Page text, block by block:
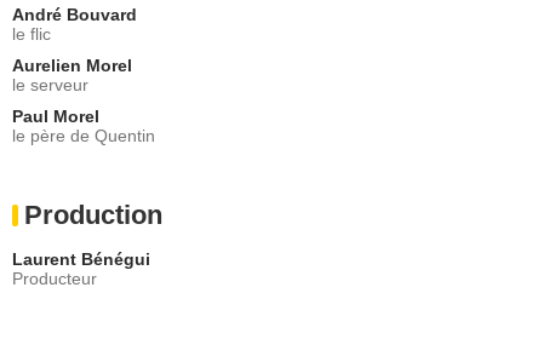
André Bouvard
le flic
Aurelien Morel
le serveur
Paul Morel
le père de Quentin
Production
Laurent Bénégui
Producteur